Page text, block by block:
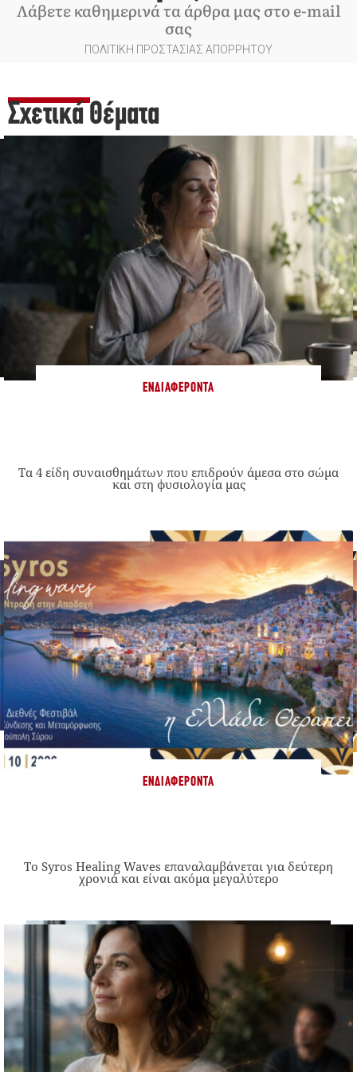
Λάβετε καθημερινά τα άρθρα μας στο e-mail
σας
ΠΟΛΙΤΙΚΗ ΠΡΟΣΤΑΣΙΑΣ ΑΠΟΡΡΗΤΟΥ
Σχετικά Θέματα
ΕΝΔΙΑΦΈΡΟΝΤΑ
Τα 4 είδη συναισθημάτων που επιδρούν άμεσα στο σώμα
και στη φυσιολογία μας
ΕΝΔΙΑΦΈΡΟΝΤΑ
Το Syros Healing Waves επαναλαμβάνεται για δεύτερη
χρονιά και είναι ακόμα μεγαλύτερο